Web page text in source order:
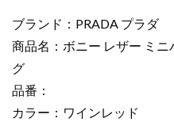
バ
ッ
グ
シ
ョ
ル
ブランド：PRADA プラダ
商品名：ボニー レザー ミ
グ
品番：
カラー：ワインレッド